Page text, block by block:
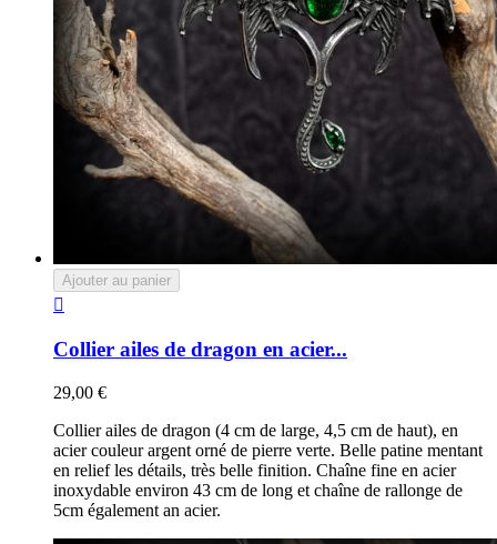
Ajouter au panier

Collier ailes de dragon en acier...
29,00 €
Collier ailes de dragon (4 cm de large, 4,5 cm de haut), en
acier couleur argent orné de pierre verte. Belle patine mentant
en relief les détails, très belle finition. Chaîne fine en acier
inoxydable environ 43 cm de long et chaîne de rallonge de
5cm également an acier.